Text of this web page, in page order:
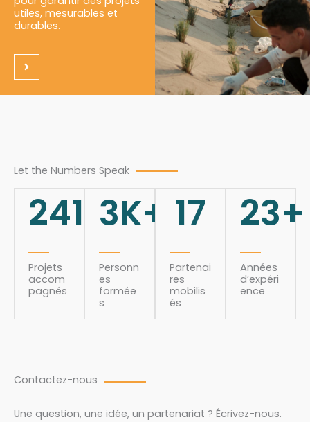
Let the Numbers Speak
utiles, mesurables et
durables.
241
Projets
accom
pagnés
3K+
Personn
es
formée
s
17
Partenai
res
mobilis
és
23+
Années
d’expéri
ence
Contactez-nous
Une question, une idée, un partenariat ? Écrivez-nous.